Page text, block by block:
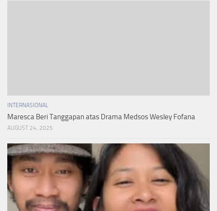
INTERNASIONAL
Maresca Beri Tanggapan atas Drama Medsos Wesley Fofana
AUGUST 24, 2025